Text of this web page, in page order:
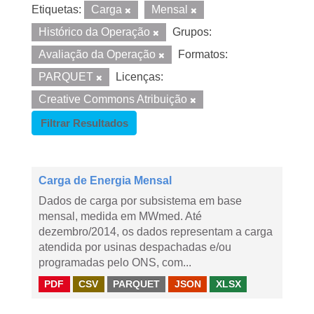
Etiquetas: Carga
Mensal
Histórico da Operação
Grupos:
Avaliação da Operação
Formatos:
PARQUET
Licenças:
Creative Commons Atribuição
Filtrar Resultados
Carga de Energia Mensal
Dados de carga por subsistema em base
mensal, medida em MWmed. Até
dezembro/2014, os dados representam a carga
atendida por usinas despachadas e/ou
programadas pelo ONS, com...
PDF CSV PARQUET JSON XLSX